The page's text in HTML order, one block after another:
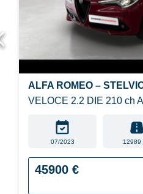
ALFA ROMEO –
VELOCE 2.2 DIE 210 ch
07/2023 12989
45900 €